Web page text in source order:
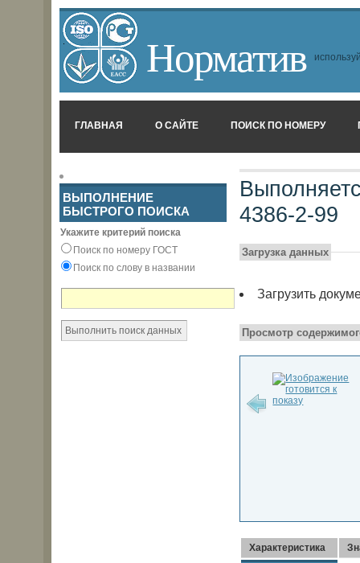
Норматив
ГЛАВНАЯ О САЙТЕ ПОИСК ПО НОМЕРУ
4386-2-99
Загрузка данных
Загрузить
Просмотр
Характеристика
ВЫПОЛНЕНИЕ
БЫСТРОГО ПОИСКА
Укажите критерий поиска
Поиск по номеру ГОСТ
Поиск по слову в названии